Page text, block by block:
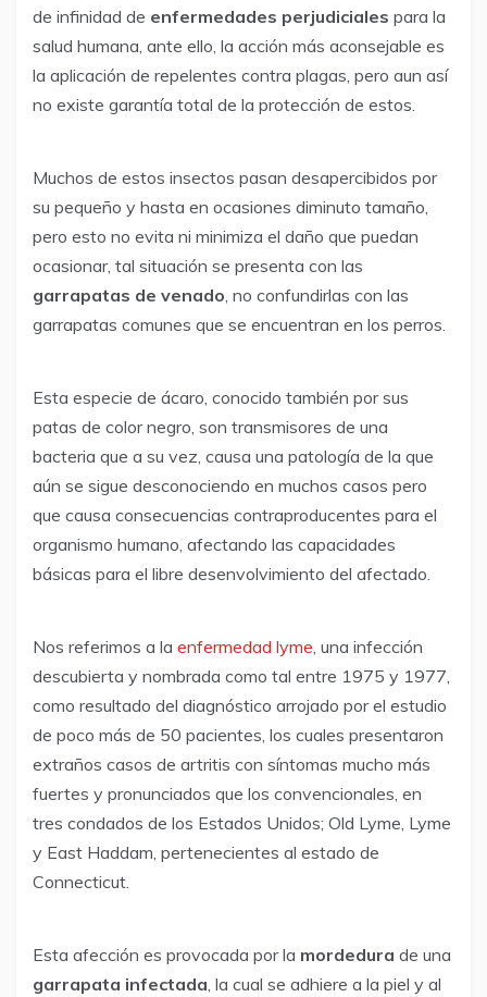
de infinidad de enfermedades perjudiciales para la
salud humana, ante ello, la acción más aconsejable es
la aplicación de repelentes contra plagas, pero aun así
no existe garantía total de la protección de estos.
Muchos de estos insectos pasan desapercibidos por
su pequeño y hasta en ocasiones diminuto tamaño,
pero esto no evita ni minimiza el daño que puedan
ocasionar, tal situación se presenta con las
garrapatas de venado, no confundirlas con las
garrapatas comunes que se encuentran en los perros.
Esta especie de ácaro, conocido también por sus
patas de color negro, son transmisores de una
bacteria que a su vez, causa una patología de la que
aún se sigue desconociendo en muchos casos pero
que causa consecuencias contraproducentes para el
organismo humano, afectando las capacidades
básicas para el libre desenvolvimiento del afectado.
Nos referimos a la enfermedad lyme, una infección
descubierta y nombrada como tal entre 1975 y 1977,
como resultado del diagnóstico arrojado por el estudio
de poco más de 50 pacientes, los cuales presentaron
extraños casos de artritis con síntomas mucho más
fuertes y pronunciados que los convencionales, en
tres condados de los Estados Unidos; Old Lyme, Lyme
y East Haddam, pertenecientes al estado de
Connecticut.
Esta afección es provocada por la mordedura de una
garrapata infectada, la cual se adhiere a la piel y al